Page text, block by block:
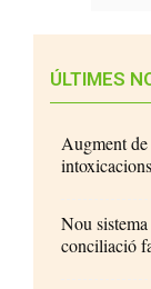
ÚLTIMES
Augment
Nou
conciliació